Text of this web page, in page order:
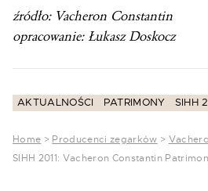
źródło: Vacheron Constantin
opracowanie: Łukasz Doskocz
AKTUALNOŚCI PATRIMONY SIHH
Home > Producenci zegarków >
SIHH 2011: Vacheron Constantin